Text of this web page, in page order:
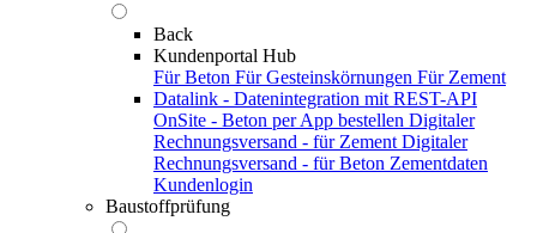
Back
Kundenportal Hub
Für Beton Für Gesteinskörnungen Für Zement
Datalink - Datenintegration mit REST-API
OnSite - Beton per App bestellen Digitaler
Rechnungsversand - für Zement Digitaler
Rechnungsversand - für Beton Zementdaten
Kundenlogin
Baustoffprüfung